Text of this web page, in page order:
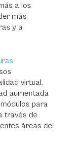
a los
más
y a
virtual,
aumentada
para
través de
áreas del